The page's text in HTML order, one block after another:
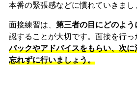
本番の緊張感などに慣れていきまし
面接練習は、 第三者の目にどのよ
認することが大切です。面接を行っ
バックやアドバイスをもらい、次
忘れずに行いましょう。